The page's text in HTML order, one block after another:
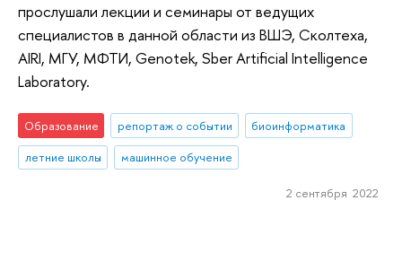
прослушали лекции и семинары от ведущих
специалистов в данной области из ВШЭ, Сколтеха,
AIRI, МГУ, МФТИ, Genotek, Sber Artificial Intelligence
Laboratory.
Образование репортаж о событии
биоинформатика
летние школы
машинное обучение
2 сентября 2022